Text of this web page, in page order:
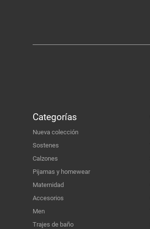
Categorías
Nueva colección
Sostenes
Calzones
Pijamas y homewear
Maternidad
Accesorios
Men
Trajes de baño